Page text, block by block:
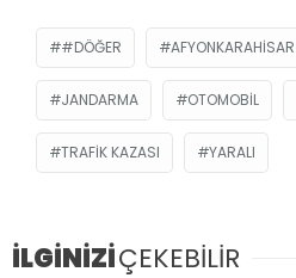
#DÖĞER AFYONKARAHISAR
JANDARMA OTOMOBIL
TRAFIK KAZASI YARALI
İLGİNİZİÇEKEBİLİR